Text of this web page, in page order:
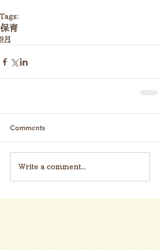
Tags:
保育
９月
Comments
Write a comment...